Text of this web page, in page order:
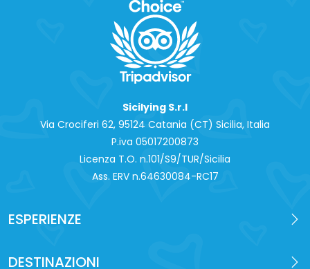
Sicilying S.r.l
Via Crociferi 62, 95124 Catania (CT) Sicilia, Italia
P.iva 0‍5017200873
Licenza T.O. n.101/S9/TUR/Sicilia
Ass. ERV n.64630084-RC17
ESPERIENZE
DESTINAZIONI